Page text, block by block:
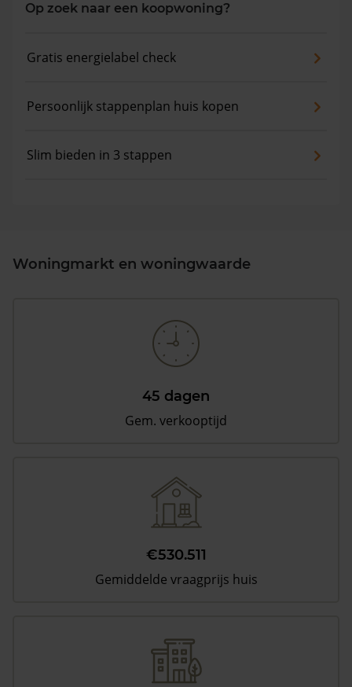
Op zoek naar een koopwoning?
Gratis energielabel check
Persoonlijk stappenplan huis kopen
Slim bieden in 3 stappen
Woningmarkt en woningwaarde
45 dagen
Gem. verkooptijd
€530.511
Gemiddelde vraagprijs huis